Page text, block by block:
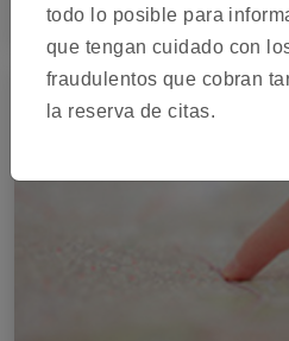
todo lo posible para
que tengan cuidado con
fraudulentos que cobran
la reserva de citas.